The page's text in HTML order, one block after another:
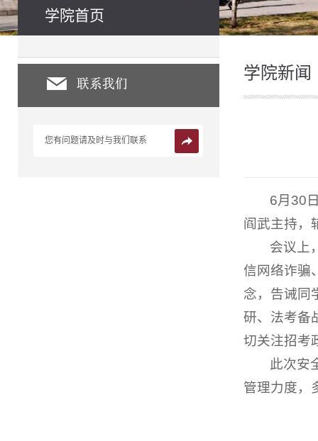
学院首页
您有问题请及时与我们联系
学院新闻
6月30
阎武主持，
会议上
信网络诈骗
念，告诫同
研、法考备
切关注招考
此次安
管理力度，